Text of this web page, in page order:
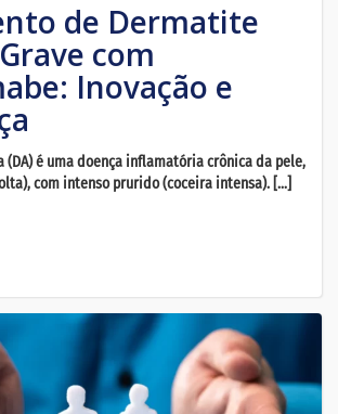
de Dermatite
com
Inovação e
é uma doença inflamatória crônica da pele,
com intenso prurido (coceira intensa). […]